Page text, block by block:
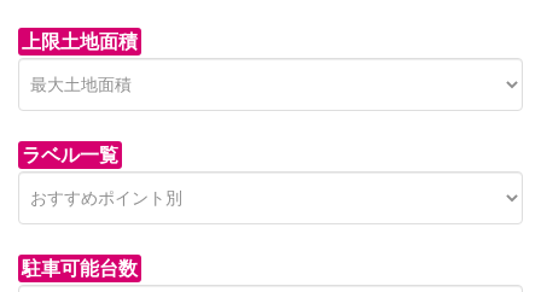
上限土地面積
ラベル一覧
駐車可能台数